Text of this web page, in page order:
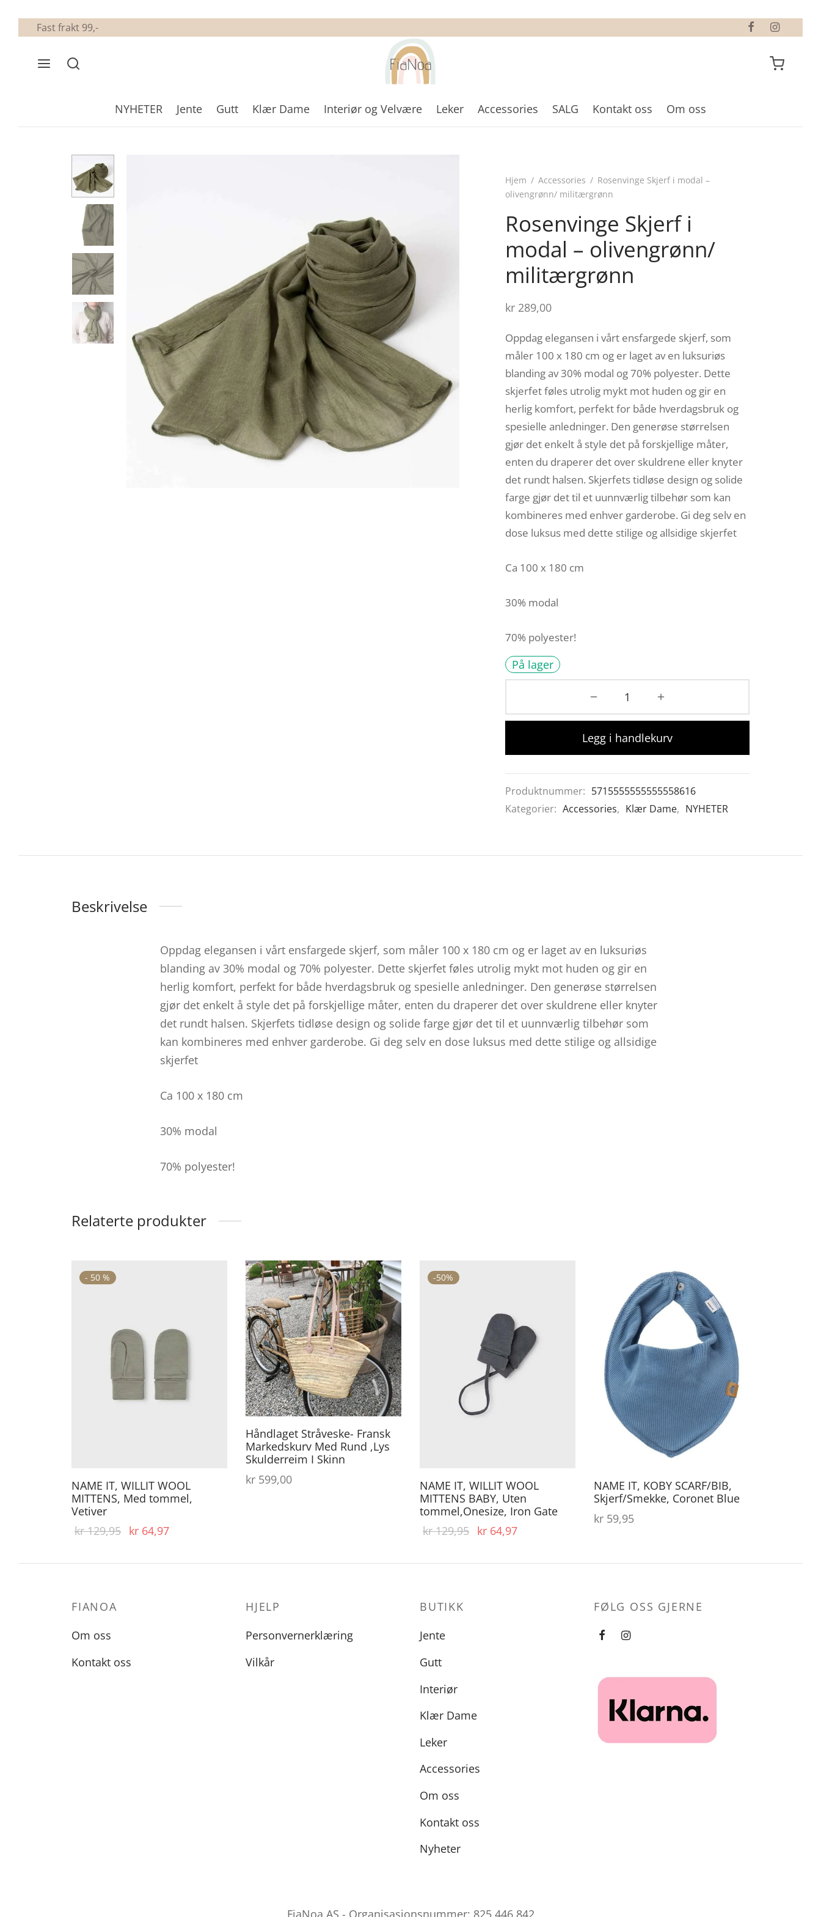
Fast frakt 99,-
NYHETER Jente Gutt Klær Dame Interiør og Velvære Leker Accessories SALG Kontakt oss Om oss
Hjem / Accessories / Rosenvinge Skjerf i modal –
olivengrønn/ militærgrønn
Rosenvinge Skjerf i
modal – olivengrønn/
militærgrønn
kr 289,00
Oppdag elegansen i vårt ensfargede skjerf, som
måler 100 x 180 cm og er laget av en luksuriøs
blanding av 30% modal og 70% polyester. Dette
skjerfet føles utrolig mykt mot huden og gir en
herlig komfort, perfekt for både hverdagsbruk og
spesielle anledninger. Den generøse størrelsen
gjør det enkelt å style det på forskjellige måter,
enten du draperer det over skuldrene eller knyter
det rundt halsen. Skjerfets tidløse design og solide
farge gjør det til et uunnværlig tilbehør som kan
kombineres med enhver garderobe. Gi deg selv en
dose luksus med dette stilige og allsidige skjerfet
Ca 100 x 180 cm
30% modal
70% polyester!
På lager
Legg i handlekurv
Produktnummer: 5715555555555558616
Kategorier: Accessories, Klær Dame, NYHETER
Beskrivelse
Oppdag elegansen i vårt ensfargede skjerf, som måler 100 x 180 cm og er laget av en luksuriøs
blanding av 30% modal og 70% polyester. Dette skjerfet føles utrolig mykt mot huden og gir en
herlig komfort, perfekt for både hverdagsbruk og spesielle anledninger. Den generøse størrelsen
gjør det enkelt å style det på forskjellige måter, enten du draperer det over skuldrene eller knyter
det rundt halsen. Skjerfets tidløse design og solide farge gjør det til et uunnværlig tilbehør som
kan kombineres med enhver garderobe. Gi deg selv en dose luksus med dette stilige og allsidige
skjerfet
Ca 100 x 180 cm
30% modal
70% polyester!
Relaterte produkter
- 50 %
produktet
varianter.
Alternativene
produktsiden
NAME IT, WILLIT WOOL
MITTENS, Med tommel,
Vetiver
kr129,95 Opprinnelig
kr 129,95.
kr 64,97
kr 64,97.
Håndlaget Stråveske- Fransk
Markedskurv Med Rund ,Lys
Skulderreim I Skinn
kr 599,00
-50%
NAME IT, WILLIT WOOL
MITTENS BABY, Uten
tommel,Onesize, Iron Gate
kr129,95 Opprinnelig
kr 129,95.
kr 64,97
kr 64,97.
NAME IT, KOBY SCARF/BIB,
Skjerf/Smekke, Coronet Blue
kr 59,95
FIANOA
Om oss
Kontakt oss
HJELP
Personvernerklæring
Vilkår
BUTIKK
Jente
Gutt
Interiør
Klær Dame
Leker
Accessories
Om oss
Kontakt oss
Nyheter
FØLG OSS GJERNE
FiaNoa AS - Organisasjonsnummer: 825 446 842